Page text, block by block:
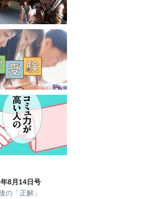
8月14日号
の「正解」